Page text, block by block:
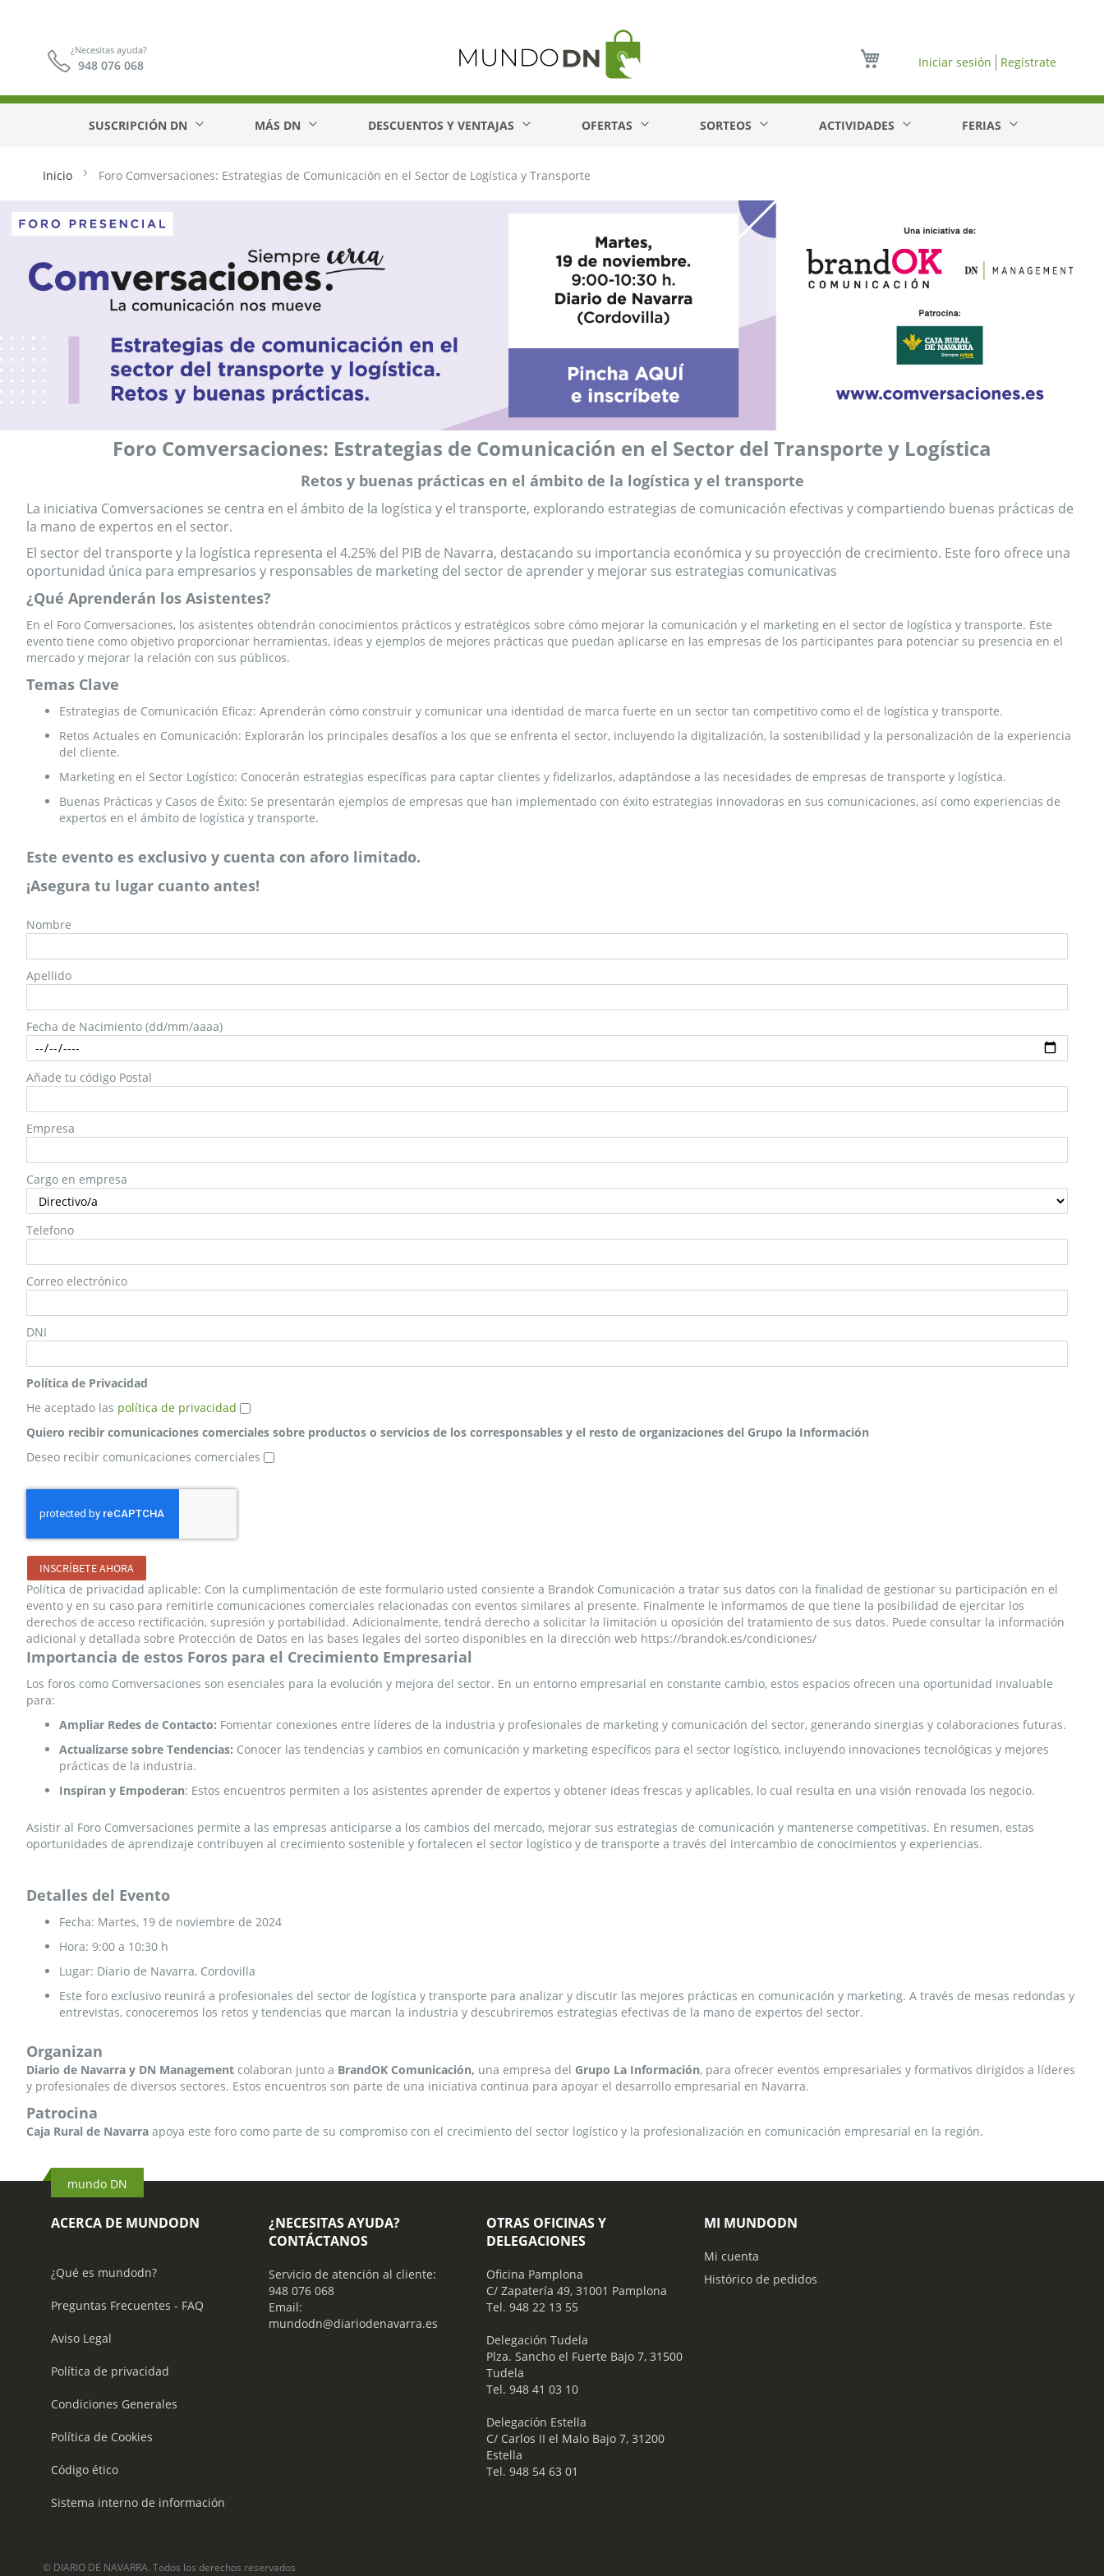
¿Necesitas ayuda?
948 076 068 Iniciar sesión Regístrate
SUSCRIPCIÓN DN MÁS DN DESCUENTOS Y VENTAJAS OFERTAS SORTEOS ACTIVIDADES FERIAS
Inicio Foro Comversaciones: Estrategias de Comunicación en el Sector de Logística y Transporte
Foro Comversaciones: Estrategias de Comunicación en el Sector del Transporte y Logística
Retos y buenas prácticas en el ámbito de la logística y el transporte
La iniciativa Comversaciones se centra en el ámbito de la logística y el transporte, explorando estrategias de comunicación efectivas y compartiendo buenas prácticas de
la mano de expertos en el sector.
El sector del transporte y la logística representa el 4.25% del PIB de Navarra, destacando su importancia económica y su proyección de crecimiento. Este foro ofrece una
oportunidad única para empresarios y responsables de marketing del sector de aprender y mejorar sus estrategias comunicativas
¿Qué Aprenderán los Asistentes?
En el Foro Comversaciones, los asistentes obtendrán conocimientos prácticos y estratégicos sobre cómo mejorar la comunicación y el marketing en el sector de logística y transporte. Este
evento tiene como objetivo proporcionar herramientas, ideas y ejemplos de mejores prácticas que puedan aplicarse en las empresas de los participantes para potenciar su presencia en el
mercado y mejorar la relación con sus públicos.
Temas Clave
Estrategias de Comunicación Eficaz: Aprenderán cómo construir y comunicar una identidad de marca fuerte en un sector tan competitivo como el de logística y transporte.
Retos Actuales en Comunicación: Explorarán los principales desafíos a los que se enfrenta el sector, incluyendo la digitalización, la sostenibilidad y la personalización de la experiencia
del cliente.
Marketing en el Sector Logístico: Conocerán estrategias específicas para captar clientes y fidelizarlos, adaptándose a las necesidades de empresas de transporte y logística.
Buenas Prácticas y Casos de Éxito: Se presentarán ejemplos de empresas que han implementado con éxito estrategias innovadoras en sus comunicaciones, así como experiencias de
expertos en el ámbito de logística y transporte.
Este evento es exclusivo y cuenta con aforo limitado.
¡Asegura tu lugar cuanto antes!
Nombre
Apellido
Fecha de Nacimiento (dd/mm/aaaa)
Añade tu código Postal
Empresa
Cargo en empresa
Telefono
Correo electrónico
DNI
Política de Privacidad
He aceptado las política de privacidad
Quiero recibir comunicaciones comerciales sobre productos o servicios de los corresponsables y el resto de organizaciones del Grupo la Información
Deseo recibir comunicaciones comerciales
INSCRÍBETE AHORA
Política de privacidad aplicable: Con la cumplimentación de este formulario usted consiente a Brandok Comunicación a tratar sus datos con la finalidad de gestionar su participación en el
evento y en su caso para remitirle comunicaciones comerciales relacionadas con eventos similares al presente. Finalmente le informamos de que tiene la posibilidad de ejercitar los
derechos de acceso rectificación, supresión y portabilidad. Adicionalmente, tendrá derecho a solicitar la limitación u oposición del tratamiento de sus datos. Puede consultar la información
adicional y detallada sobre Protección de Datos en las bases legales del sorteo disponibles en la dirección web https://brandok.es/condiciones/
Importancia de estos Foros para el Crecimiento Empresarial
Los foros como Comversaciones son esenciales para la evolución y mejora del sector. En un entorno empresarial en constante cambio, estos espacios ofrecen una oportunidad invaluable
para:
Ampliar Redes de Contacto: Fomentar conexiones entre líderes de la industria y profesionales de marketing y comunicación del sector, generando sinergias y colaboraciones futuras.
Actualizarse sobre Tendencias: Conocer las tendencias y cambios en comunicación y marketing específicos para el sector logístico, incluyendo innovaciones tecnológicas y mejores
prácticas de la industria.
Inspiran y Empoderan: Estos encuentros permiten a los asistentes aprender de expertos y obtener ideas frescas y aplicables, lo cual resulta en una visión renovada los negocio.
Asistir al Foro Comversaciones permite a las empresas anticiparse a los cambios del mercado, mejorar sus estrategias de comunicación y mantenerse competitivas. En resumen, estas
oportunidades de aprendizaje contribuyen al crecimiento sostenible y fortalecen el sector logístico y de transporte a través del intercambio de conocimientos y experiencias.
Detalles del Evento
Fecha: Martes, 19 de noviembre de 2024
Hora: 9:00 a 10:30 h
Lugar: Diario de Navarra, Cordovilla
Este foro exclusivo reunirá a profesionales del sector de logística y transporte para analizar y discutir las mejores prácticas en comunicación y marketing. A través de mesas redondas y
entrevistas, conoceremos los retos y tendencias que marcan la industria y descubriremos estrategias efectivas de la mano de expertos del sector.
Organizan
Diario de Navarra y DN Management colaboran junto a BrandOK Comunicación, una empresa del Grupo La Información, para ofrecer eventos empresariales y formativos dirigidos a líderes
y profesionales de diversos sectores. Estos encuentros son parte de una iniciativa continua para apoyar el desarrollo empresarial en Navarra.
Patrocina
Caja Rural de Navarra apoya este foro como parte de su compromiso con el crecimiento del sector logístico y la profesionalización en comunicación empresarial en la región.
mundo DN
ACERCA DE MUNDODN
¿Qué es mundodn?
Preguntas Frecuentes - FAQ
Aviso Legal
Política de privacidad
Condiciones Generales
Política de Cookies
Código ético
Sistema interno de información
¿NECESITAS AYUDA?
CONTÁCTANOS
Servicio de atención al cliente:
948 076 068
Email:
mundodn@diariodenavarra.es
OTRAS OFICINAS Y
DELEGACIONES
Oficina Pamplona
C/ Zapatería 49, 31001 Pamplona
Tel. 948 22 13 55
​ Delegación Tudela
Plza. Sancho el Fuerte Bajo 7, 31500
Tudela
Tel. 948 41 03 10
​ Delegación Estella
C/ Carlos II el Malo Bajo 7, 31200
Estella
Tel. 948 54 63 01
MI MUNDODN
Mi cuenta
Histórico de pedidos
© DIARIO DE NAVARRA. Todos los derechos reservados